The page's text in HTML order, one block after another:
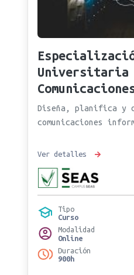
Universitaria
Diseña, planifica y
comunicaciones
Ver detalles
Tipo
Curso
Modalidad
Online
Duración
900h